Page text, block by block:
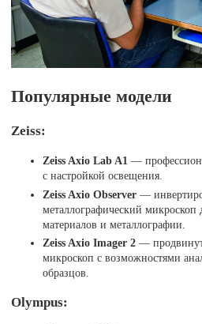
Популярные модели
Zeiss:
Zeiss Axio Lab A1 —
с настройкой освещения.
Zeiss Axio Observer —
металлографический микроскоп
материалов и металлографии.
Zeiss Axio Imager 2 —
микроскоп с возможностями
образцов.
Olympus: